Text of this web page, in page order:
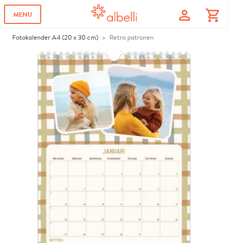
MENU profile shopping_cart
Fotokalender A4 (20 x 30 cm) Retro patronen